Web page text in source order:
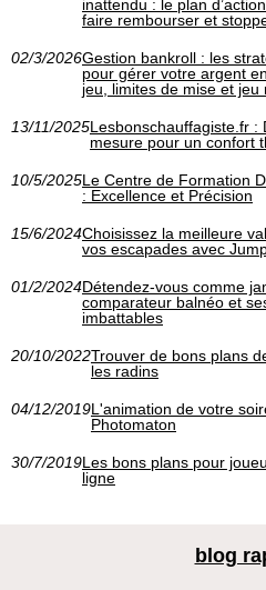
inattendu : le plan
faire rembourser et
02/3/2026Gestion bankroll : les
pour gérer votre argent
jeu, limites de mise et jeu
13/11/2025Lesbonschauffagiste.fr :
mesure pour un confort
10/5/2025Le Centre de Formation
: Excellence et Précision
15/6/2024Choisissez la meilleure
vos escapades avec
01/2/2024Détendez-vous comme
comparateur balnéo et
imbattables
20/10/2022Trouver de bons plans
les radins
04/12/2019L'animation de votre
Photomaton
30/7/2019Les bons plans pour
ligne
blog